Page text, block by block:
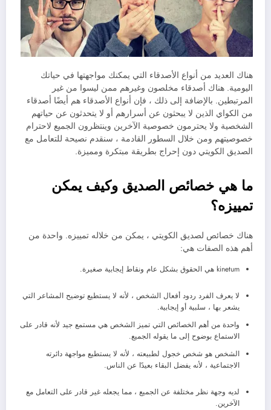
هناك العديد من أنواع الأصدقاء التي يمكنك مواجهتها في حياتك
اليومية. هناك أصدقاء مخلصون وغيرهم ممن ليسوا من غير
المرتبطين. بالإضافة إلى ذلك ، فإن أنواع الأصدقاء هم أيضًا أصدقاء
من الكواي الذين لا يبحثون عن أسرارهم أو لا يتحدثون عن حياتهم
الشخصية ولا يحترمون خصوصية الآخرين وينتظرون الجميع لاحترام
خصوصيتهم ومن خلال السطور القادمة ، سنقدم نصيحة للتعامل مع
الصديق الكويتي دون إحراج بطريقة مبتكرة ومميزة.
ما هي خصائص الصديق وكيف يمكن
تمييزه؟
هناك خصائص لصديق الكويتي ، يمكن من خلاله تمييزه. واحدة من
أهم هذه الصفات هي:
kinetum هي الحقوق بشكل عام ونقاط إيجابية صغيرة.
لا يعرف الفرد ردود أفعال الشخص ، لأنه لا يستطيع توضيح المشاعر التي
يشعر بها ، سلبية أو إيجابية.
واحدة من أهم الخصائص التي تميز الشخص هي مستمع جيد لأنه قادر على
الاستماع بوضوح إلى ما يقوله الجميع.
الشخص هو شخص خجول لطبيعته ، لأنه لا يستطيع مواجهة دائرته
الاجتماعية ، لأنه يفضل البقاء بعيدًا عن الناس.
لديه وجهة نظر مختلفة عن الجميع ، مما يجعله غير قادر على التعامل مع
الآخرين.